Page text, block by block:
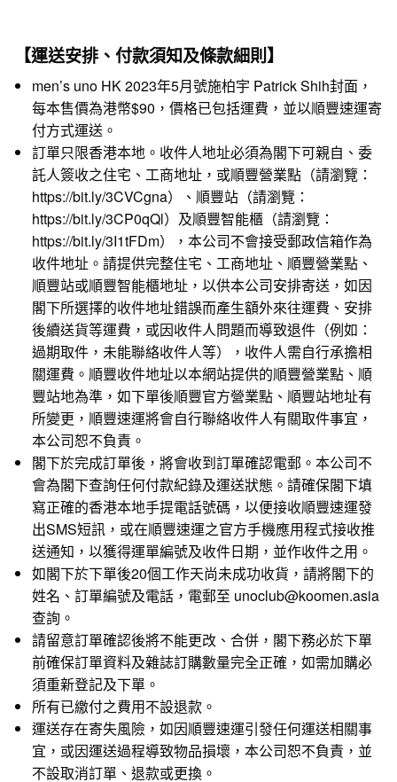
【運送安排、付款須知及條款細則】
men’s uno HK 2023年5月號施柏宇 Patrick Shih封面，
每本售價為港幣$90，價格已包括運費，並以順豐速運寄
付方式運送。
訂單只限香港本地。收件人地址必須為閣下可親自、委
託人簽收之住宅、工商地址，或順豐營業點（請瀏覽：
https://bit.ly/3CVCgna）、順豐站（請瀏覽：
https://bit.ly/3CP0qQl）及順豐智能櫃（請瀏覽：
https://bit.ly/3I1tFDm），本公司不會接受郵政信箱作為
收件地址。請提供完整住宅、工商地址、順豐營業點、
順豐站或順豐智能櫃地址，以供本公司安排寄送，如因
閣下所選擇的收件地址錯誤而產生額外來往運費、安排
後續送貨等運費，或因收件人問題而導致退件（例如：
過期取件，未能聯絡收件人等），收件人需自行承擔相
關運費。順豐收件地址以本網站提供的順豐營業點、順
豐站地為準，如下單後順豐官方營業點、順豐站地址有
所變更，順豐速運將會自行聯絡收件人有關取件事宜，
本公司恕不負責。
閣下於完成訂單後，將會收到訂單確認電郵。本公司不
會為閣下查詢任何付款紀錄及運送狀態。請確保閣下填
寫正確的香港本地手提電話號碼，以便接收順豐速運發
出SMS短訊，或在順豐速運之官方手機應用程式接收推
送通知，以獲得運單編號及收件日期，並作收件之用。
如閣下於下單後20個工作天尚未成功收貨，請將閣下的
姓名、訂單編號及電話，電郵至 unoclub@koomen.asia
查詢。
請留意訂單確認後將不能更改、合併，閣下務必於下單
前確保訂單資料及雜誌訂購數量完全正確，如需加購必
須重新登記及下單。
所有已繳付之費用不設退款。
運送存在寄失風險，如因順豐速運引發任何運送相關事
宜，或因運送過程導致物品損壞，本公司恕不負責，並
不設取消訂單、退款或更換。